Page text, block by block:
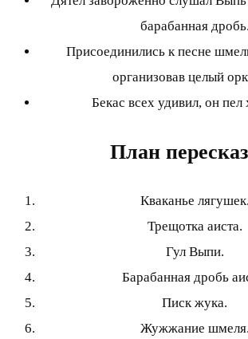
барабанная дробь.
Присоединились к песне
организовав целый
Бекас всех удивил, он пел
План пересказ
Кваканье лягушек.
Трещотка аиста.
Гул Выпи.
Барабанная дробь
Писк жука.
Жужжание шмеля.